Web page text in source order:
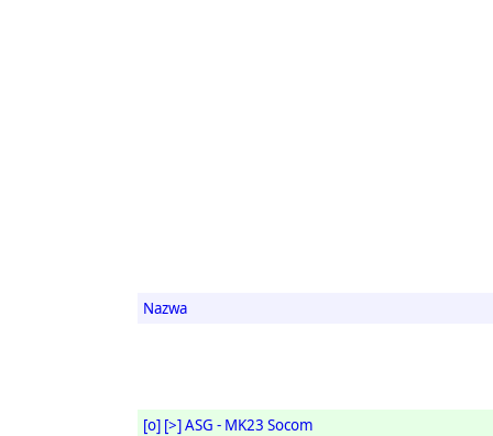
Nazwa
[o] [>]ASG - MK23 Socom